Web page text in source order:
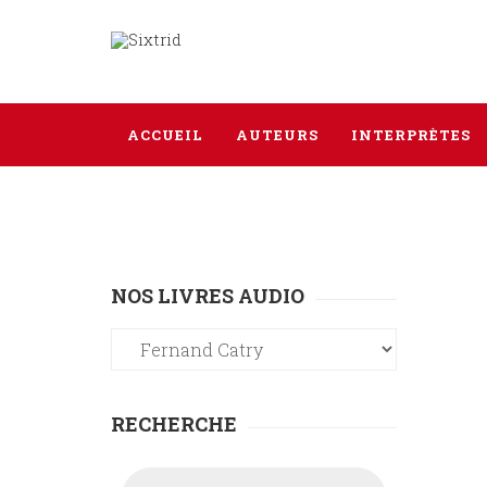
ACCUEIL AUTEURS INTERPRÈTES
NOS LIVRES AUDIO
RECHERCHE